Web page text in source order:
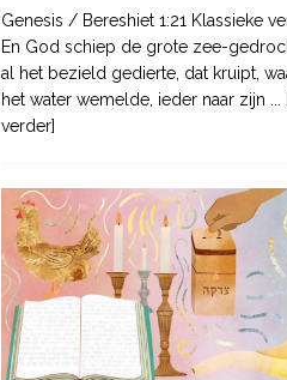
Genesis / Bereshiet 1:21 Klassieke
En God schiep de grote zee-
al het bezield gedierte, dat kruipt,
het water wemelde, ieder naar zijn
verder]